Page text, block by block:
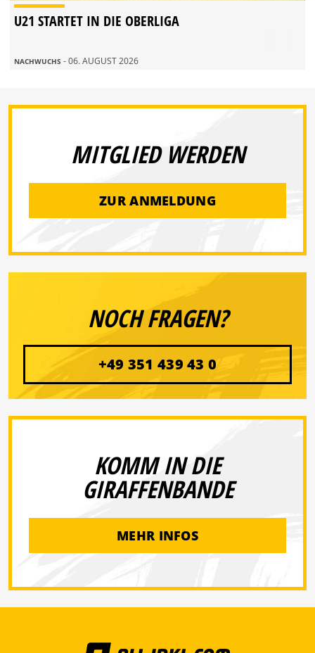
U21 STARTET IN DIE OBERLIGA
NACHWUCHS - 06. AUGUST 2026
MITGLIED WERDEN
ZUR ANMELDUNG
NOCH FRAGEN?
+49 351 439 43 0
KOMM IN DIE
GIRAFFENBANDE
MEHR INFOS